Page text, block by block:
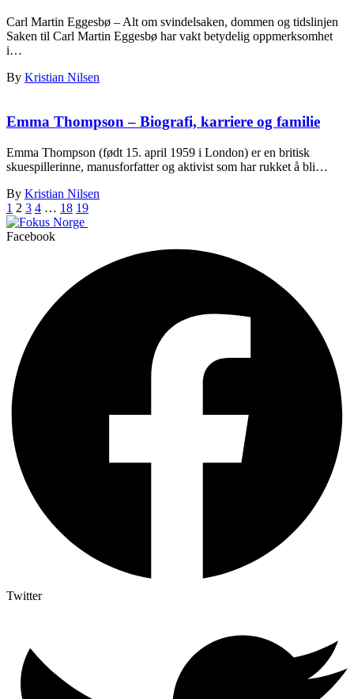
Carl Martin Eggesbø – Alt om svindelsaken, dommen og tidslinjen
Saken til Carl Martin Eggesbø har vakt betydelig oppmerksomhet
i…
By Kristian Nilsen
Emma Thompson – Biografi, karriere og familie
Emma Thompson (født 15. april 1959 i London) er en britisk
skuespillerinne, manusforfatter og aktivist som har rukket å bli…
By Kristian Nilsen
1 2 3 4 … 18 19
Facebook
Twitter